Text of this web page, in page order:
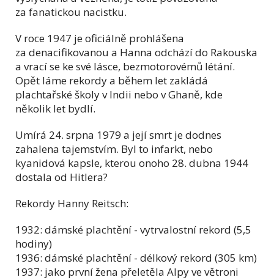
za fanatickou nacistku.
V roce 1947 je oficiálně prohlášena
za denacifikovanou a Hanna odchází do Rakouska
a vrací se ke své lásce, bezmotorovémů létání.
Opět láme rekordy a během let zakládá
plachtařské školy v Indii nebo v Ghaně, kde
několik let bydlí.
Umírá 24. srpna 1979 a její smrt je dodnes
zahalena tajemstvím. Byl to infarkt, nebo
kyanidová kapsle, kterou onoho 28. dubna 1944
dostala od Hitlera?
Rekordy Hanny Reitsch:
1932: dámské plachtění - vytrvalostní rekord (5,5
hodiny)
1936: dámské plachtění - délkový rekord (305 km)
1937: jako první žena přeletěla Alpy ve větroni